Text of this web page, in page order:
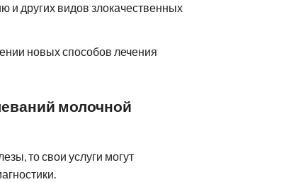
и других видов злокачественных
новых способов лечения
молочной
то свои услуги могут